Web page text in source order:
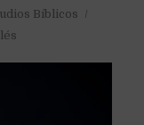
Bíblicos